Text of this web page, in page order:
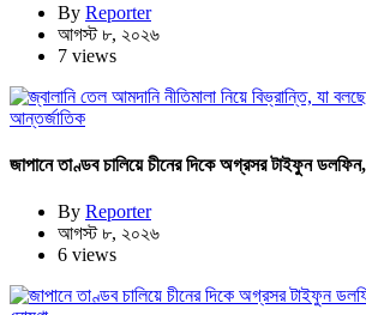
By Reporter
আগস্ট ৮, ২০২৬
7 views
আন্তর্জাতিক
জাপানে তাণ্ডব চালিয়ে চীনের দিকে অগ্রসর টাইফুন
By Reporter
আগস্ট ৮, ২০২৬
6 views